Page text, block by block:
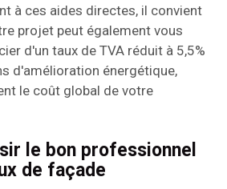
à ces aides directes, il convient
projet peut également vous
d'un taux de TVA réduit à 5,5%
d'amélioration énergétique,
le coût global de votre
le bon professionnel
de façade